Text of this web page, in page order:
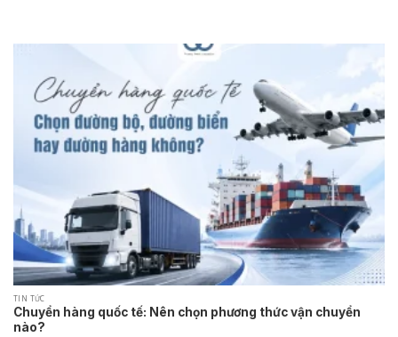
TIN TỨC
Chuyển hàng quốc tế: Nên chọn phương thức vận chuyển
nào?